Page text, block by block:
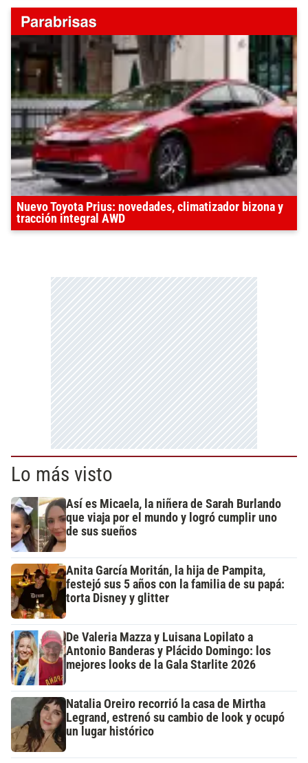
Nuevo Toyota Prius: novedades, climatizador bizona y
tracción integral AWD
Lo más visto
Así es Micaela, la niñera de Sarah Burlando
que viaja por el mundo y logró cumplir uno
de sus sueños
Anita García Moritán, la hija de Pampita,
festejó sus 5 años con la familia de su papá:
torta Disney y glitter
De Valeria Mazza y Luisana Lopilato a
Antonio Banderas y Plácido Domingo: los
mejores looks de la Gala Starlite 2026
Natalia Oreiro recorrió la casa de Mirtha
Legrand, estrenó su cambio de look y ocupó
un lugar histórico